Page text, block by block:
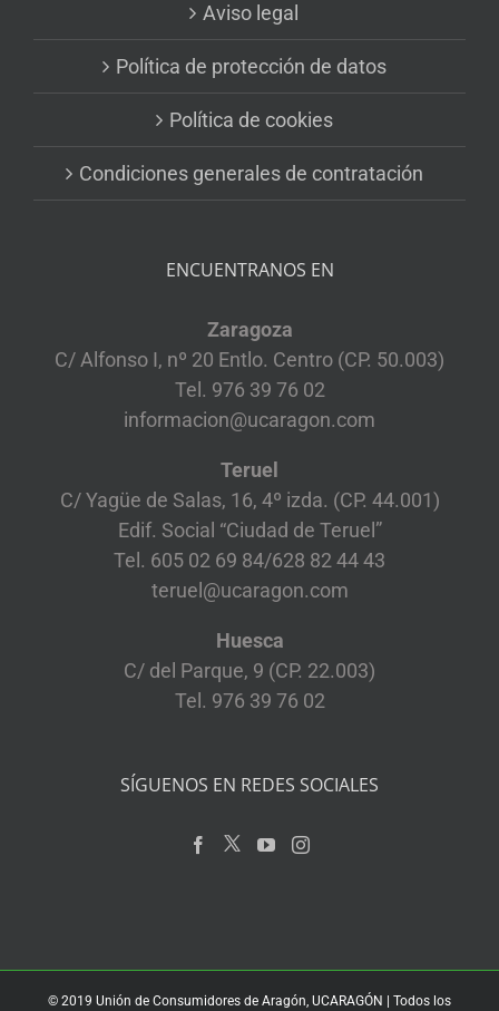
Aviso legal
Política de protección de datos
Política de cookies
Condiciones generales de contratación
ENCUENTRANOS EN
Zaragoza
C/ Alfonso I, nº 20 Entlo. Centro (CP. 50.003)
Tel. 976 39 76 02
informacion@ucaragon.com
Teruel
C/ Yagüe de Salas, 16, 4º izda. (CP. 44.001)
Edif. Social “Ciudad de Teruel”
Tel. 605 02 69 84/628 82 44 43
teruel@ucaragon.com
Huesca
C/ del Parque, 9 (CP. 22.003)
Tel. 976 39 76 02
SÍGUENOS EN REDES SOCIALES
© 2019 Unión de Consumidores de Aragón, UCARAGÓN | Todos los